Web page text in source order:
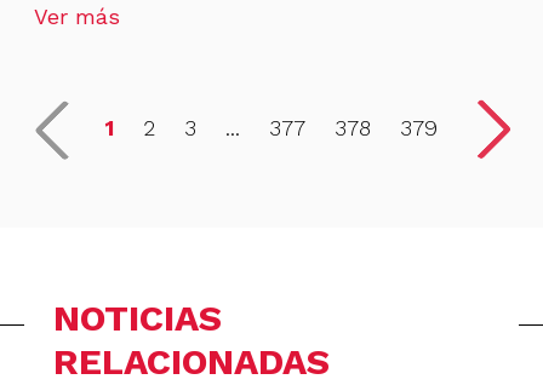
Ver más
1 2 3 ... 377 378 379
NOTICIAS
RELACIONADAS